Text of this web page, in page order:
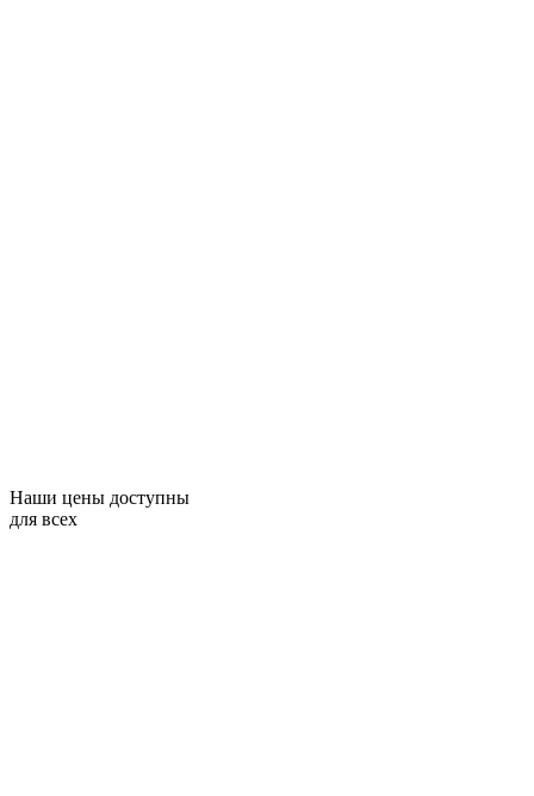
Наши цены доступны
для всех